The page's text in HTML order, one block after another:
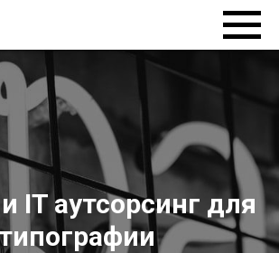
IT аутсорсинг для